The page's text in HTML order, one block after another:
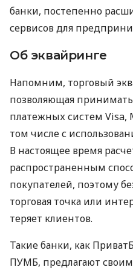
банки, постепенно
сервисов для
Об эквайринге
Напомним, торговый
позволяющая
платежных систем Visa,
том числе с
В настоящее время
распространенным
покупателей, поэтому
торговая точка или
теряет клиентов.
Такие банки, как
ПУМБ, предлагают